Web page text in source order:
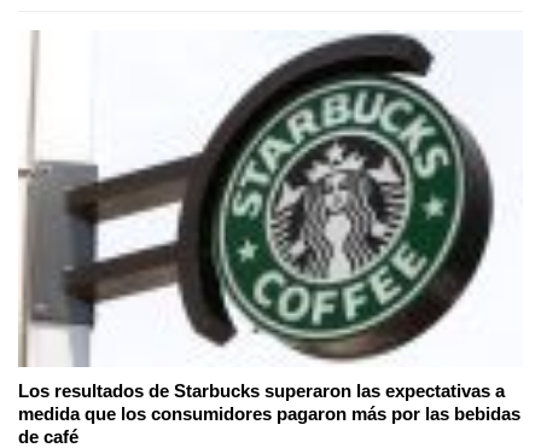
Los resultados de Starbucks superaron las expectativas a
medida que los consumidores pagaron más por las bebidas
de café